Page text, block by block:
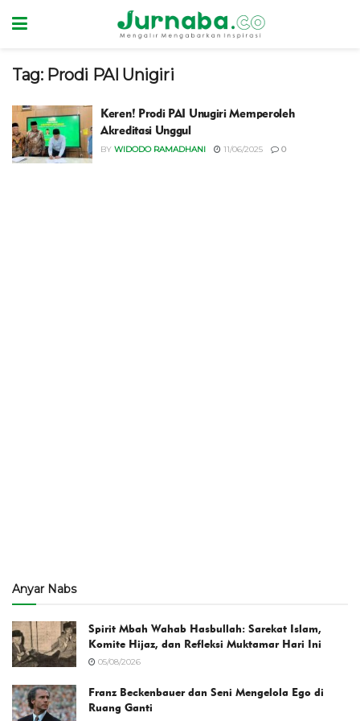
Tag: Prodi PAI Unigiri
Keren! Prodi PAI Unugiri Memperoleh
Akreditasi Unggul
BY WIDODO RAMADHANI 11/06/2025 0
Anyar Nabs
Spirit Mbah Wahab Hasbullah: Sarekat Islam,
Komite Hijaz, dan Refleksi Muktamar Hari Ini
05/08/2026
Franz Beckenbauer dan Seni Mengelola Ego di
Ruang Ganti